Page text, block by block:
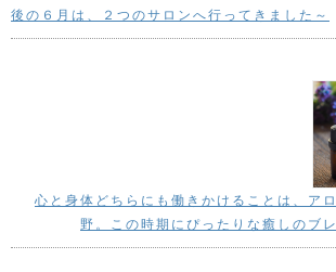
後の６月は、２つのサロンへ行ってきました～
心と身体どちらにも働きかけることは、ア
野。この時期にぴったりな癒しのブ